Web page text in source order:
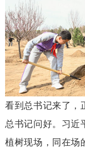
看到总书记来了，
总书记问好。习近
植树现场，同在场